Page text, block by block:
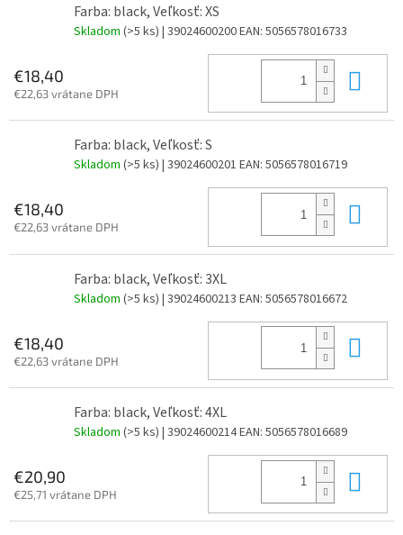
Farba: black, Veľkosť: XS
Skladom (>5 ks) | 39024600200EAN: 5056578016733
€18,40
€22,63 vrátane DPH
Farba: black, Veľkosť: S
Skladom (>5 ks) | 39024600201 EAN: 5056578016719
€18,40
€22,63 vrátane DPH
Farba: black, Veľkosť: 3XL
Skladom (>5 ks) | 39024600213 EAN: 5056578016672
€18,40
€22,63 vrátane DPH
Farba: black, Veľkosť: 4XL
Skladom (>5 ks) | 39024600214EAN: 5056578016689
€20,90
€25,71 vrátane DPH